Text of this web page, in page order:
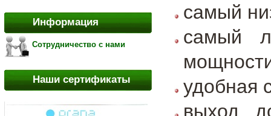
Информация
Сотрудничество с нами
Наши сертификаты
самый
самый
удобная
выход